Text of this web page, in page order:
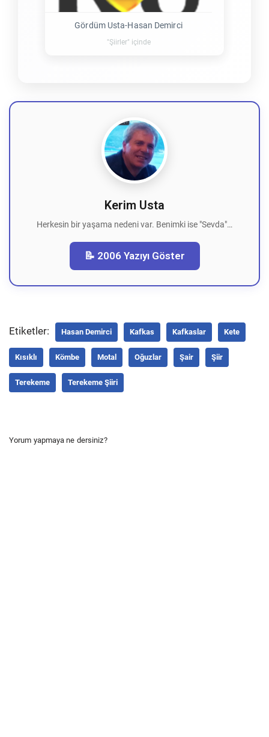
Gördüm Usta-Hasan Demirci
"Şiirler" içinde
Kerim Usta
Herkesin bir yaşama nedeni var. Benimki ise "Sevda"…
📝 2006 Yazıyı Göster
Etiketler: Hasan Demirci Kafkas Kafkaslar Kete
Kısıklı Kömbe Motal Oğuzlar Şair Şiir
Terekeme Terekeme Şiiri
Yorum yapmaya ne dersiniz?